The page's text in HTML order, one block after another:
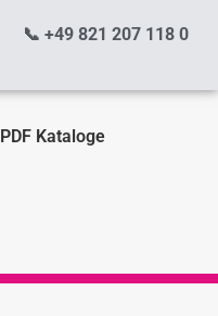
📞 +49 821 207 118 0
PDF Kataloge